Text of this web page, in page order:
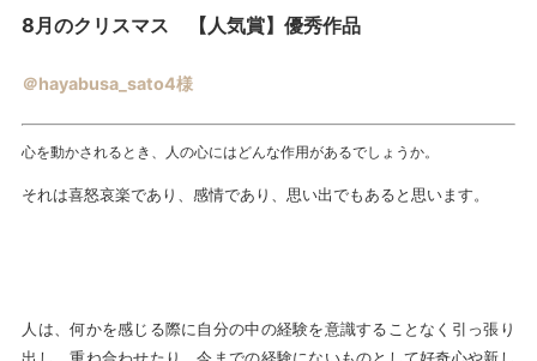
8月のクリスマス 【人気賞】優秀作品
＠hayabusa_sato4様
心を動かされるとき、人の心にはどんな作用があるでしょうか。
それは喜怒哀楽であり、感情であり、思い出でもあると思います。
人は、何かを感じる際に自分の中の経験を意識することなく引っ張り
出し、重ね合わせたり、今までの経験にないものとして好奇心や新し